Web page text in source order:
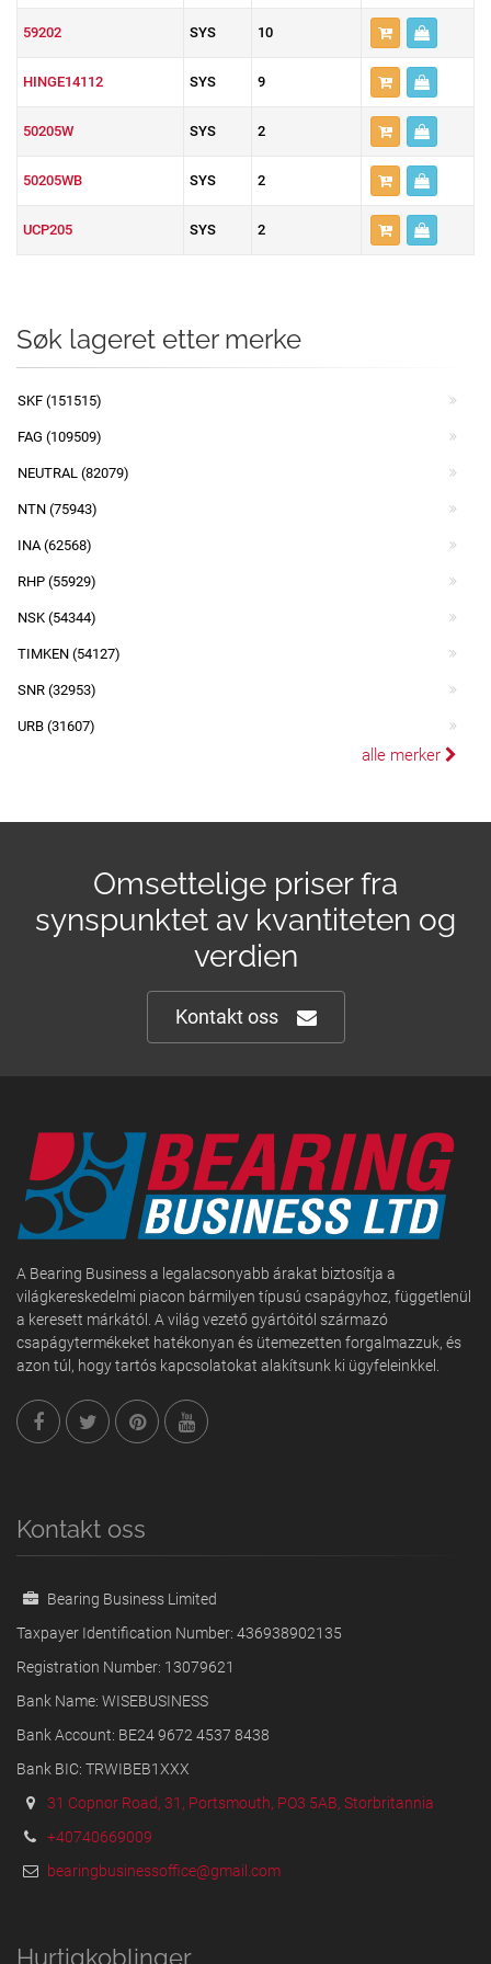
59202 SYS 10
HINGE14112 SYS 9
50205W SYS 2
50205WB SYS 2
UCP205 SYS 2
Søk lageret etter merke
SKF (151515)
FAG (109509)
NEUTRAL (82079)
NTN (75943)
INA (62568)
RHP (55929)
NSK (54344)
TIMKEN (54127)
SNR (32953)
URB (31607)
alle merker
Omsettelige priser fra
synspunktet av kvantiteten og
verdien
Kontakt oss
A Bearing Business a legalacsonyabb árakat biztosítja a
világkereskedelmi piacon bármilyen típusú csapágyhoz, függetlenül
a keresett márkától. A világ vezető gyártóitól származó
csapágytermékeket hatékonyan és ütemezetten forgalmazzuk, és
azon túl, hogy tartós kapcsolatokat alakítsunk ki ügyfeleinkkel.
Kontakt oss
Bearing Business Limited
Taxpayer Identification Number: 436938902135
Registration Number: 13079621
Bank Name: WISEBUSINESS
Bank Account: BE24 9672 4537 8438
Bank BIC: TRWIBEB1XXX
31 Copnor Road, 31, Portsmouth, PO3 5AB, Storbritannia
+40740669009
bearingbusinessoffice@gmail.com
Hurtigkoblinger